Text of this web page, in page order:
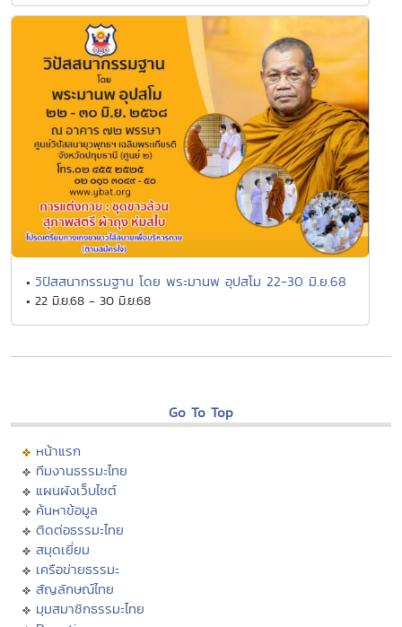
• วิปัสสนากรรมฐาน โดย พระมานพ อุปสโม 22-30 มิ.ย.68
• 22 มิ.ย.68 - 30 มิ.ย.68
Go To Top
หน้าแรก
ทีมงานธรรมะไทย
แผนผังเว็บไซต์
ค้นหาข้อมูล
ติดต่อธรรมะไทย
สมุดเยี่ยม
เครือข่ายธรรมะ
สัญลักษณ์ไทย
มุมสมาชิกธรรมะไทย